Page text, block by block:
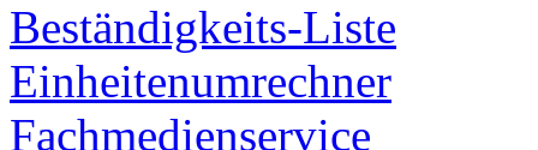
Beständigkeits-Liste
Einheitenumrechner
Fachmedienservice